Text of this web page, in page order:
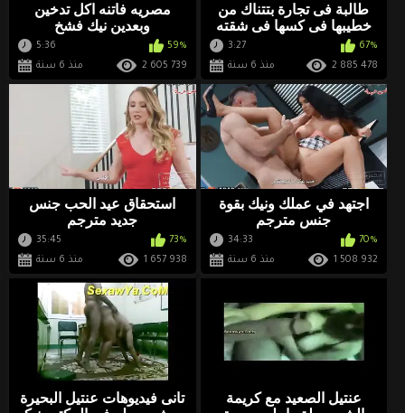
مصريه فاتنه اكل تدخين
وبعدين نيك فشخ
5:36
59%
منذ 6 سنة
2 605 739
طالبة فى تجارة بتتناك من
خطيبها فى كسها فى شقته
واحلى نيك واهات3:27
67%
منذ 6 سنة
2 885 478
استحقاق عيد الحب جنس
جديد مترجم
35:45
73%
منذ 6 سنة
1 657 938
اجتهد في عملك ونيك بقوة
جنس مترجم
34:33
70%
منذ 6 سنة
1 508 932
تانى فيديوهات عنتيل البحيرة
عنتيل الصعيد مع كريمة